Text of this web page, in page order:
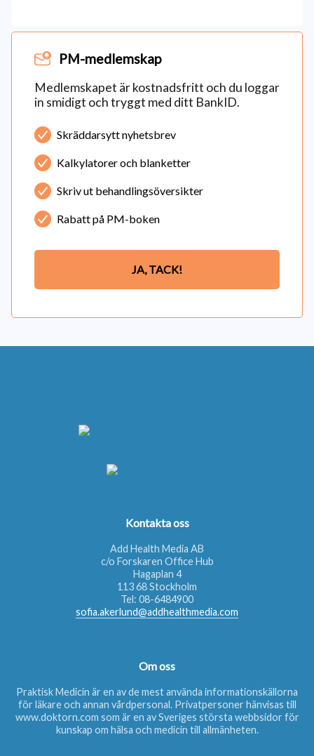
PM-medlemskap
Medlemskapet är kostnadsfritt och du loggar
in smidigt och tryggt med ditt BankID.
Skräddarsytt nyhetsbrev
Kalkylatorer och blanketter
Skriv ut behandlingsöversikter
Rabatt på PM-boken
JA, TACK!
Kontakta oss
Add Health Media AB
c/o Forskaren Office Hub
Hagaplan 4
113 68 Stockholm
Tel: 08-6484900
sofia.akerlund@addhealthmedia.com
Om oss
Praktisk Medicin är en av de mest använda informationskällorna
för läkare och annan vårdpersonal. Privatpersoner hänvisas till
www.doktorn.com som är en av Sveriges största webbsidor för
kunskap om hälsa och medicin till allmänheten.